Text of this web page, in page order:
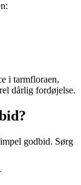
i tarmfloraen,
dårlig fordøjelse.
godbid. Sørg